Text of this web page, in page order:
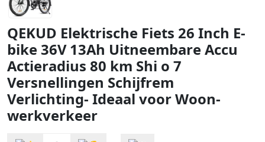
QEKUD Elektrische Fiets 26 Inch E-
bike 36V 13Ah Uitneembare Accu
Actieradius 80 km Shi o 7
Versnellingen Schijfrem
Verlichting- Ideaal voor Woon-
werkverkeer